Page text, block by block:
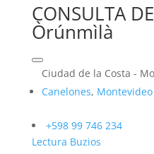
CONSULTA
Òrúnmìlà
Ciudad de la Costa -
Canelones, Montevideo
+598 99 746 234
Lectura Buzios